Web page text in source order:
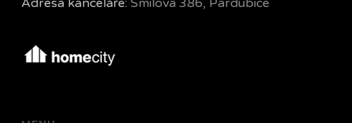
Adresa kanceláře: Smilova 386, Pardubice